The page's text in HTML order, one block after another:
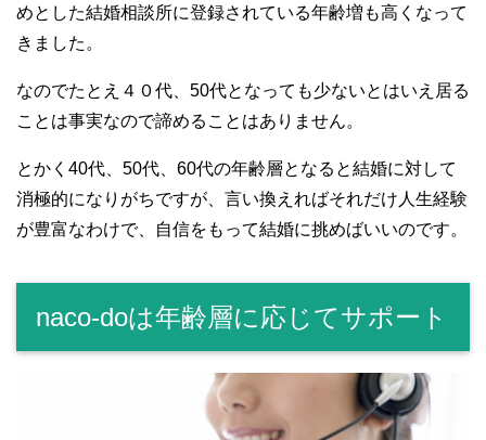
めとした結婚相談所に登録されている年齢増も高くなって
きました。
なのでたとえ４０代、50代となっても少ないとはいえ居る
ことは事実なので諦めることはありません。
とかく40代、50代、60代の年齢層となると結婚に対して
消極的になりがちですが、言い換えればそれだけ人生経験
が豊富なわけで、自信をもって結婚に挑めばいいのです。
naco-doは年齢層に応じてサポート